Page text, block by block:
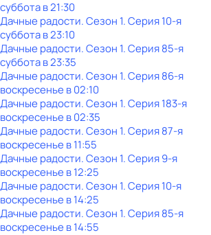
субботав21:30
Дачные радости. Сезон 1. Серия 10-я
субботав23:10
Дачные радости. Сезон 1. Серия 85-я
субботав23:35
Дачные радости. Сезон 1. Серия 86-я
воскресенье в02:10
Дачные радости. Сезон 1. Серия 183-я
воскресенье в02:35
Дачные радости. Сезон 1. Серия 87-я
воскресенье в11:55
Дачные радости. Сезон 1. Серия 9-я
воскресенье в12:25
Дачные радости. Сезон 1. Серия 10-я
воскресенье в14:25
Дачные радости. Сезон 1. Серия 85-я
воскресенье в14:55